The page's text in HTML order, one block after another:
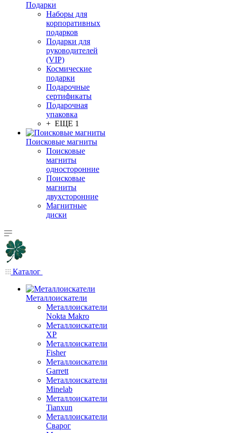
Подарки
Наборы для
корпоративных
подарков
Подарки для
руководителей
(VIP)
Космические
подарки
Подарочные
сертификаты
Подарочная
упаковка
+ ЕЩЕ 1
Поисковые магниты
Поисковые
магниты
односторонние
Поисковые
магниты
двухсторонние
Магнитные
диски
Каталог
Металлоискатели
Металлоискатели
Nokta Makro
Металлоискатели
XP
Металлоискатели
Fisher
Металлоискатели
Garrett
Металлоискатели
Minelab
Металлоискатели
Tianxun
Металлоискатели
Сварог